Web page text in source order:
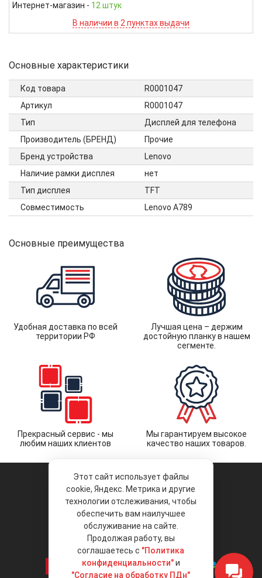
Интернет-магазин - 12 штук
В наличии в 2 пунктах выдачи
Основные характеристики
Код товара
R0001047
Артикул
R0001047
Тип
Дисплей для телефона
Производитель (БРЕНД)
Прочие
Бренд устройства
Lenovo
Наличие рамки дисплея
нет
Тип дисплея
TFT
Совместимость
Lenovo A789
Основные преимущества
Удобная доставка по всей
территории РФ
Лучшая цена – держим
достойную планку в нашем
сегменте.
Прекрасный сервис - мы
любим наших клиентов
Мы гарантируем высокое
качество наших товаров.
© 2026 «Liberty Project».
Аксессуары и запчасти оптом.
Положение об обработке и защите
персональных данных
Этот сайт использует файлы
cookie, Яндекс. Метрика и другие
технологии отслеживания, чтобы
обеспечить вам наилучшее
обслуживание на сайте.
Продолжая работу, вы
соглашаетесь с "Политика
конфиденциальности"и
"Согласие на обработку ПДн"